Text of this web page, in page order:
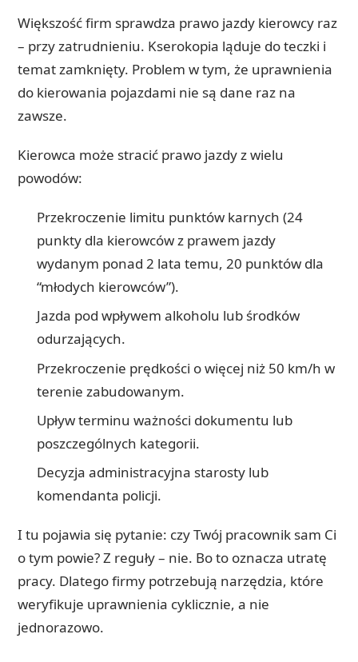
Większość firm sprawdza prawo jazdy kierowcy raz
– przy zatrudnieniu. Kserokopia ląduje do teczki i
temat zamknięty. Problem w tym, że uprawnienia
do kierowania pojazdami nie są dane raz na
zawsze.
Kierowca może stracić prawo jazdy z wielu
powodów:
Przekroczenie limitu punktów karnych (24
punkty dla kierowców z prawem jazdy
wydanym ponad 2 lata temu, 20 punktów dla
“młodych kierowców”).
Jazda pod wpływem alkoholu lub środków
odurzających.
Przekroczenie prędkości o więcej niż 50 km/h w
terenie zabudowanym.
Upływ terminu ważności dokumentu lub
poszczególnych kategorii.
Decyzja administracyjna starosty lub
komendanta policji.
I tu pojawia się pytanie: czy Twój pracownik sam Ci
o tym powie? Z reguły – nie. Bo to oznacza utratę
pracy. Dlatego firmy potrzebują narzędzia, które
weryfikuje uprawnienia cyklicznie, a nie
jednorazowo.